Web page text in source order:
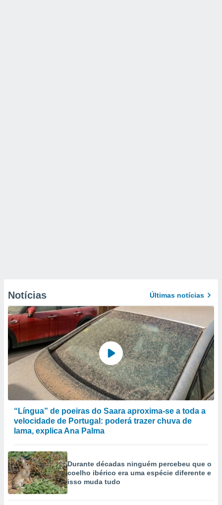
Notícias Últimas notícias
“Língua” de poeiras do Saara aproxima-se a toda a
velocidade de Portugal: poderá trazer chuva de
lama, explica Ana Palma
Durante décadas ninguém percebeu que o
coelho ibérico era uma espécie diferente e
isso muda tudo